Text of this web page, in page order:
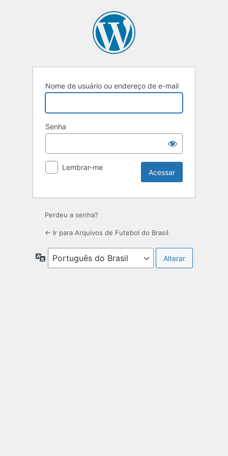
Nome de usuário ou endereço de e-mail
Senha
Lembrar-me
Perdeu a senha?
← Ir para Arquivos de Futebol do Brasil
Idioma